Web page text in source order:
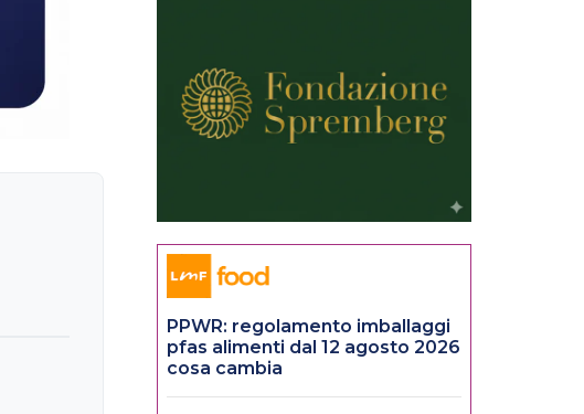
PPWR: regolamento imballaggi
pfas alimenti dal 12 agosto 2026
cosa cambia